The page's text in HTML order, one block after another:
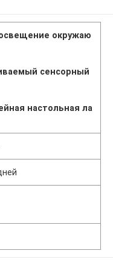
окружаю
сенсорный
настольная ла